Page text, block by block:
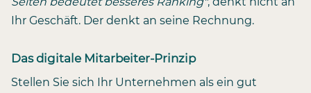
Ihr Geschäft. Der denkt an seine Rechnung.
Das digitale Mitarbeiter-Prinzip
Stellen Sie sich Ihr Unternehmen als ein gut